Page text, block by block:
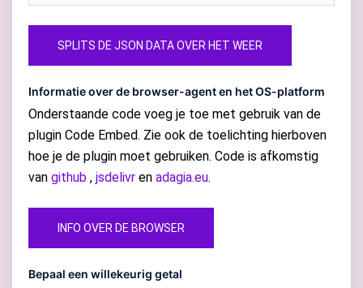
SPLITS DE JSON DATA OVER HET WEER
Informatie over de browser-agent en het OS-platform
Onderstaande code voeg je toe met gebruik van de
plugin Code Embed. Zie ook de toelichting hierboven
hoe je de plugin moet gebruiken. Code is afkomstig
van github , jsdelivr en adagia.eu.
INFO OVER DE BROWSER
Bepaal een willekeurig getal